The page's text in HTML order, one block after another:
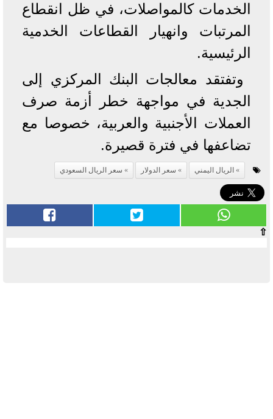
الخدمات كالمواصلات، في ظل انقطاع
المرتبات وانهيار القطاعات الخدمية
الرئيسية.
وتفتقد معالجات البنك المركزي إلى
الجدية في مواجهة خطر أزمة صرف
العملات الأجنبية والعربية، خصوصا مع
تضاعفها في فترة قصيرة.
الريال اليمني سعر الدولار سعر الريال السعودي
⇧